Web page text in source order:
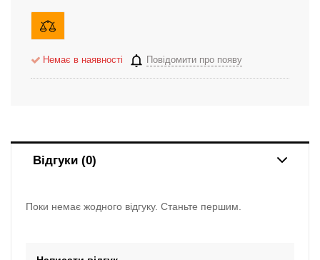
Немає в наявності Повідомити про появу
Відгуки (0)
Поки немає жодного відгуку. Станьте першим.